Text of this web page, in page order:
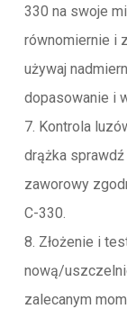
330 na swoje
równomiernie i
używaj
dopasowanie i
7. Kontrola
drążka
zaworowy
C-330.
8. Złożenie i
nową/
zalecanym